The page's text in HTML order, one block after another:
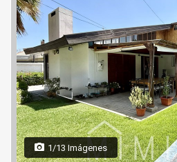
1/13 Imágenes